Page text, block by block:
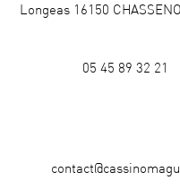
Longeas 16150
05 45 89 32 21